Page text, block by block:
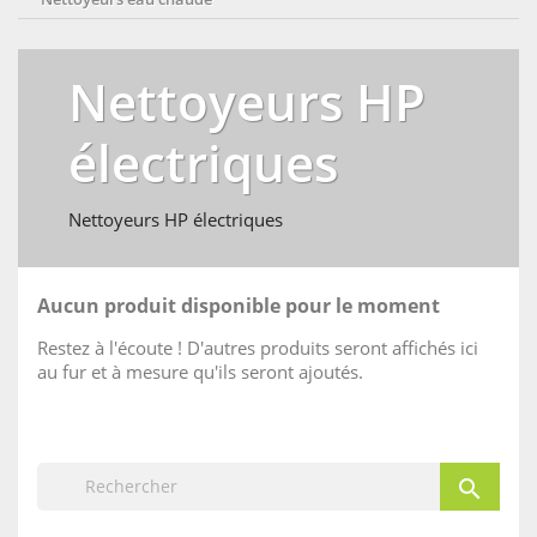
Nettoyeurs HP
électriques
Nettoyeurs HP électriques
Aucun produit disponible pour le moment
Restez à l'écoute ! D'autres produits seront affichés ici
au fur et à mesure qu'ils seront ajoutés.
search